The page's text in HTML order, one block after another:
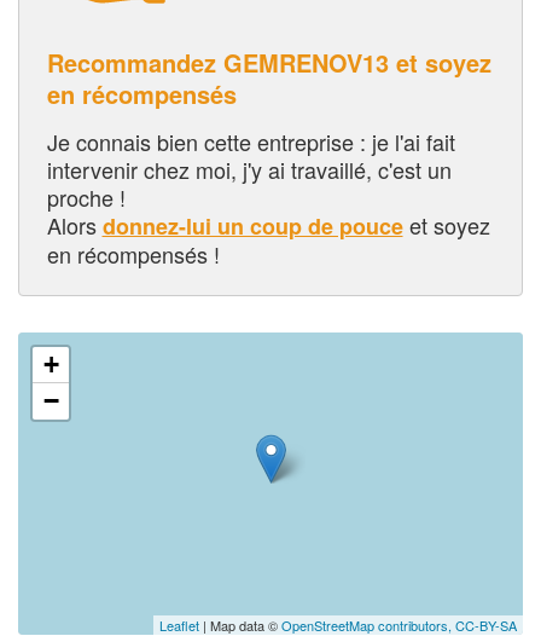
Recommandez GEMRENOV13 et soyez
en récompensés
Je connais bien cette entreprise : je l'ai fait
intervenir chez moi, j'y ai travaillé, c'est un
proche !
Alorsdonnez-lui un coup de pouceet soyez
en récompensés !
+
−
Leaflet | Map data ©OpenStreetMap contributors, CC-BY-SA